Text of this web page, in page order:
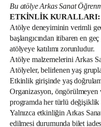
Bu atölye Arkas Sanat
ETKİNLİK KURALLARI:
Atölye deneyiminin verimli
başlangıcından itibaren en
atölyeye katılımı zorunludur.
Atölye malzemelerini Arkas
Atölyeler, belirlenen yaş
Etkinlik girişinde yaş
Organizasyon, öngörülmeyen
programda her türlü değişiklik
Yalnızca etkinliğin Arkas
edilmesi durumunda bilet